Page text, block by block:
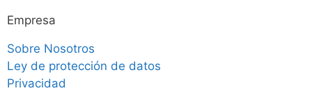
Empresa
Sobre Nosotros
Ley de protección de datos
Privacidad